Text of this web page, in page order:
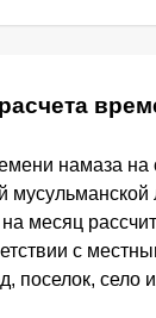
намаза на
месяц
с
поселок, село